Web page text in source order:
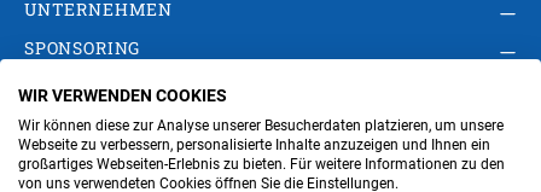
UNTERNEHMEN
SPONSORING
AGB Privacy Policy
Impressum
Cookie-Einstellungen ändern
Verwaltung
WIR VERWENDEN COOKIES
Wir können diese zur Analyse unserer Besucherdaten platzieren, um unsere
Webseite zu verbessern, personalisierte Inhalte anzuzeigen und Ihnen ein
großartiges Webseiten-Erlebnis zu bieten. Für weitere Informationen zu den
von uns verwendeten Cookies öffnen Sie die Einstellungen.